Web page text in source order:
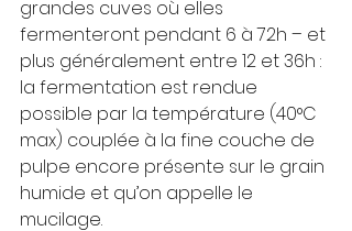
grandes cuves où elles
fermenteront pendant 6 à 72h – et
plus généralement entre 12 et 36h :
la fermentation est rendue
possible par la température (40°C
max) couplée à la fine couche de
pulpe encore présente sur le grain
humide et qu’on appelle le
mucilage.